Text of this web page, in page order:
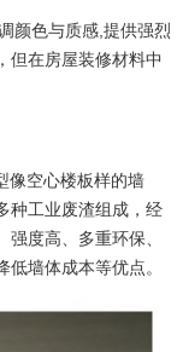
颜色与质感, 提供强烈
但在房屋装修材料中
像空心楼板样的墙
种工业废渣组成，经
度高、多重环保、
墙体成本等优点。